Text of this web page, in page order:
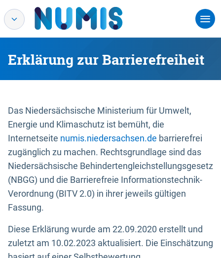
Erklärung zur Barrierefreiheit
Das Niedersächsische Ministerium für Umwelt,
Energie und Klimaschutz ist bemüht, die
Internetseite numis.niedersachsen.de barrierefrei
zugänglich zu machen. Rechtsgrundlage sind das
Niedersächsische Behindertengleichstellungsgesetz
(NBGG) und die Barrierefreie Informationstechnik-
Verordnung (BITV 2.0) in ihrer jeweils gültigen
Fassung.
Diese Erklärung wurde am 22.09.2020 erstellt und
zuletzt am 10.02.2023 aktualisiert. Die Einschätzung